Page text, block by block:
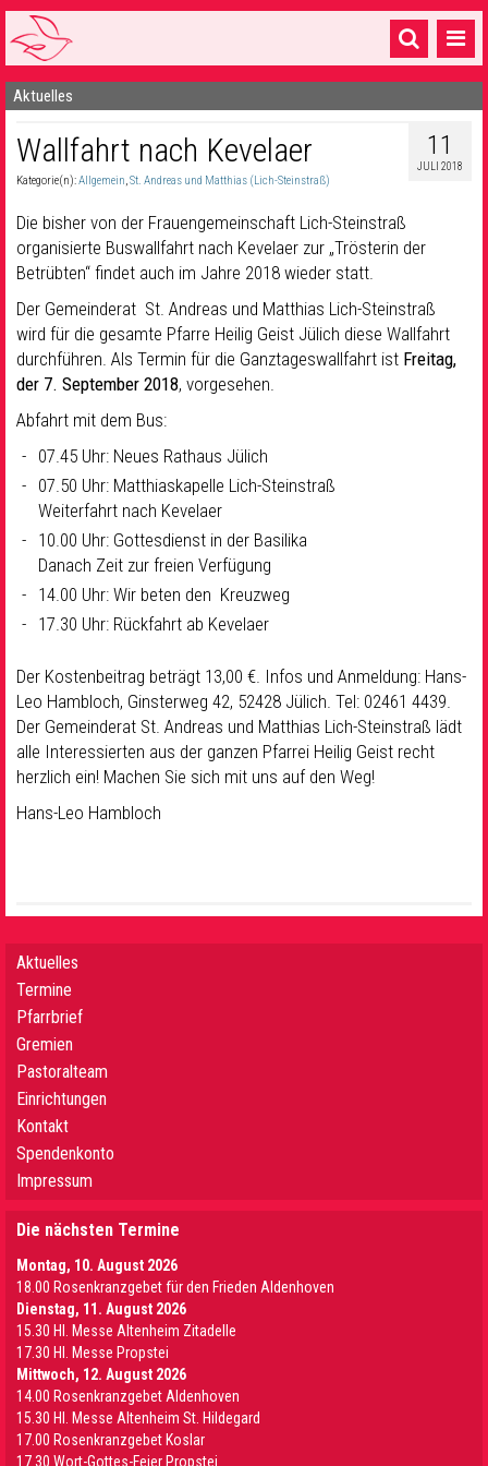
Startseite
1 Pfarrei
16 Gemeinden & mehr
Gottesdienste & Sinnsuche
Sakramente & Feste
Gemeinschaft & Soziales
Musik& Kultur
Seelsorge & Kontakt
Aktuelles
11
JULI 2018
Wallfahrt nach Kevelaer
Kategorie(n):Allgemein,St. Andreas und Matthias (Lich-Steinstraß)
Die bisher von der Frauengemeinschaft Lich-Steinstraß
organisierte Buswallfahrt nach Kevelaer zur „Trösterin der
Betrübten“ findet auch im Jahre 2018 wieder statt.
Der Gemeinderat St. Andreas und Matthias Lich-Steinstraß
wird für die gesamte Pfarre Heilig Geist Jülich diese Wallfahrt
durchführen. Als Termin für die Ganztageswallfahrt ist Freitag,
der 7. September 2018, vorgesehen.
Abfahrt mit dem Bus:
07.45 Uhr: Neues Rathaus Jülich
07.50 Uhr: Matthiaskapelle Lich-Steinstraß
Weiterfahrt nach Kevelaer
10.00 Uhr: Gottesdienst in der Basilika
Danach Zeit zur freien Verfügung
14.00 Uhr: Wir beten den Kreuzweg
17.30 Uhr: Rückfahrt ab Kevelaer
Der Kostenbeitrag beträgt 13,00 €. Infos und Anmeldung: Hans-
Leo Hambloch, Ginsterweg 42, 52428 Jülich. Tel: 02461 4439.
Der Gemeinderat St. Andreas und Matthias Lich-Steinstraß lädt
alle Interessierten aus der ganzen Pfarrei Heilig Geist recht
herzlich ein! Machen Sie sich mit uns auf den Weg!
Hans-Leo Hambloch
Aktuelles
Termine
Pfarrbrief
Gremien
Pastoralteam
Einrichtungen
Kontakt
Spendenkonto
Impressum
Die nächsten Termine
Montag, 10. August 2026
18.00 Rosenkranzgebet für den Frieden Aldenhoven
Dienstag, 11. August 2026
15.30 Hl. Messe Altenheim Zitadelle
17.30 Hl. Messe Propstei
Mittwoch, 12. August 2026
14.00 Rosenkranzgebet Aldenhoven
15.30 Hl. Messe Altenheim St. Hildegard
17.00 Rosenkranzgebet Koslar
17.30 Wort-Gottes-Feier Propstei